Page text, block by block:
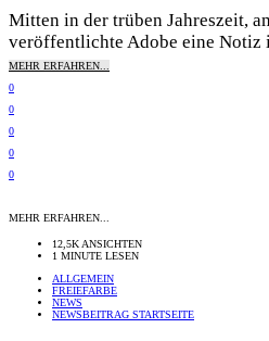
Mitten in der trüben Jahreszeit,
veröffentlichte Adobe eine
MEHR ERFAHREN...
0
0
0
0
0
MEHR ERFAHREN...
12,5K ANSICHTEN
1 MINUTE LESEN
ALLGEMEIN
FREIEFARBE
NEWS
NEWSBEITRAG STARTSEITE